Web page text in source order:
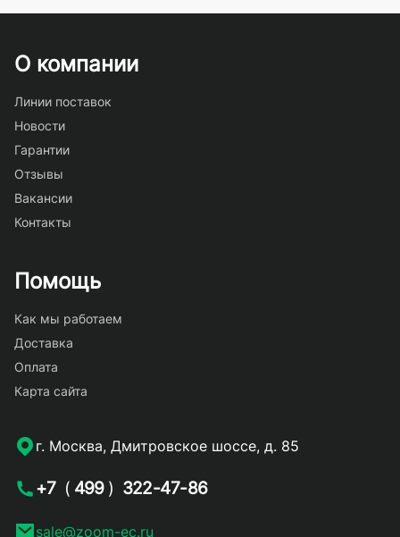
О компании
Линии поставок
Новости
Гарантии
Отзывы
Вакансии
Контакты
Помощь
Как мы работаем
Доставка
Оплата
Карта сайта
г. Москва, Дмитровское шоссе, д. 85
+7 ( 499 ) 322-47-86
sale@zoom-ec.ru